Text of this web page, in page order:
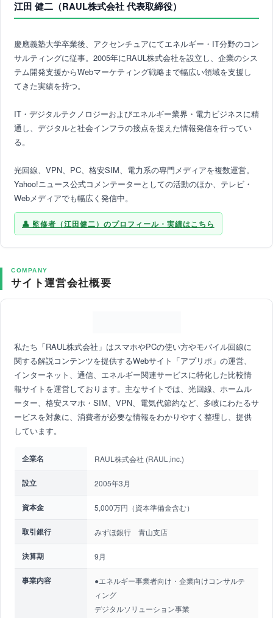
江田 健二（RAUL株式会社 代表取締役）
慶應義塾大学卒業後、アクセンチュアにてエネルギー・IT分野のコン
サルティングに従事。2005年にRAUL株式会社を設立し、企業のシス
テム開発支援からWebマーケティング戦略まで幅広い領域を支援し
てきた実績を持つ。
IT・デジタルテクノロジーおよびエネルギー業界・電力ビジネスに精
通し、デジタルと社会インフラの接点を捉えた情報発信を行ってい
る。
光回線、VPN、PC、格安SIM、電力系の専門メディアを複数運営。
Yahoo!ニュース公式コメンテーターとしての活動のほか、テレビ・
Webメディアでも幅広く発信中。
監修者（江田健二）のプロフィール・実績はこちら
COMPANY
サイト運営会社概要
私たち「RAUL株式会社」はスマホやPCの使い方やモバイル回線に
関する解説コンテンツを提供するWebサイト「アプリポ」の運営、
インターネット、通信、エネルギー関連サービスに特化した比較情
報サイトを運営しております。主なサイトでは、光回線、ホームル
ーター、格安スマホ・SIM、VPN、電気代節約など、多岐にわたるサ
ービスを対象に、消費者が必要な情報をわかりやすく整理し、提供
しています。
企業名 RAUL株式会社 (RAUL,inc.)
設立 2005年3月
資本金 5,000万円（資本準備金含む）
取引銀行 みずほ銀行 青山支店
決算期 9月
事業内容
●エネルギー事業者向け・企業向けコンサルテ
ィング
デジタルソリューション事業